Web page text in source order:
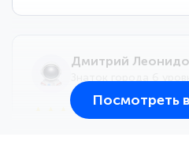
Дмитрий
Посмотреть